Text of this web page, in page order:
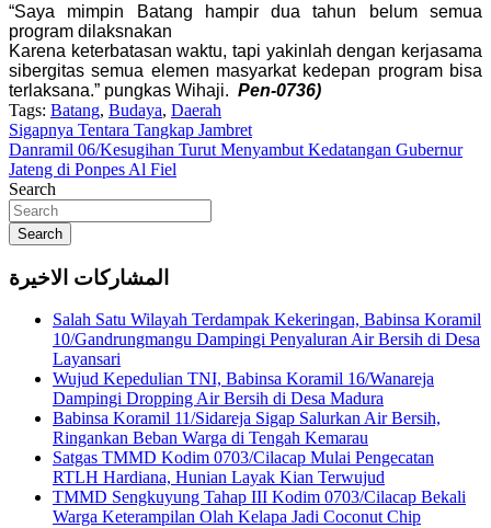
“Saya mimpin Batang hampir dua tahun belum semua
program dilaksnakan
Karena keterbatasan waktu, tapi yakinlah dengan kerjasama
sibergitas semua elemen masyarkat kedepan program bisa
terlaksana.” pungkas Wihaji. Pen-0736)
Tags: Batang, Budaya, Daerah
Navigasi
pos
Sigapnya Tentara Tangkap Jambret
Danramil 06/Kesugihan Turut Menyambut Kedatangan Gubernur
Jateng di Ponpes Al Fiel
Search
Search
المشاركات الاخيرة
Salah Satu Wilayah Terdampak Kekeringan, Babinsa Koramil
10/Gandrungmangu Dampingi Penyaluran Air Bersih di Desa
Layansari
Wujud Kepedulian TNI, Babinsa Koramil 16/Wanareja
Dampingi Dropping Air Bersih di Desa Madura
Babinsa Koramil 11/Sidareja Sigap Salurkan Air Bersih,
Ringankan Beban Warga di Tengah Kemarau
Satgas TMMD Kodim 0703/Cilacap Mulai Pengecatan
RTLH Hardiana, Hunian Layak Kian Terwujud
TMMD Sengkuyung Tahap III Kodim 0703/Cilacap Bekali
Warga Keterampilan Olah Kelapa Jadi Coconut Chip